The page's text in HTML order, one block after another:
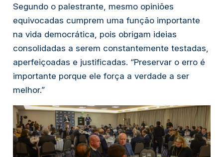
Segundo o palestrante, mesmo opiniões
equivocadas cumprem uma função importante
na vida democrática, pois obrigam ideias
consolidadas a serem constantemente testadas,
aperfeiçoadas e justificadas. “Preservar o erro é
importante porque ele força a verdade a ser
melhor.”